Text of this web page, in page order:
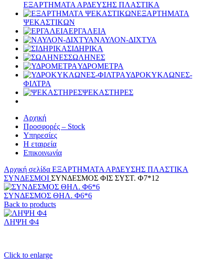
ΕΞΑΡΤΗΜΑΤΑ ΑΡΔΕΥΣΗΣ ΠΛΑΣΤΙΚΑ
ΕΞΑΡΤΗΜΑΤΑ
ΨΕΚΑΣΤΙΚΩΝ
ΕΡΓΑΛΕΙΑ
ΝΑΥΛΟΝ-ΔΙΧΤΥΑ
ΣΙΔΗΡΙΚΑ
ΣΩΛΗΝΕΣ
ΥΔΡΟΜΕΤΡΑ
ΥΔΡΟΚΥΚΛΩΝΕΣ-
ΦΙΛΤΡΑ
ΨΕΚΑΣΤΗΡΕΣ
Αρχική
Προσφορές – Stock
Υπηρεσίες
Η εταιρεία
Επικοινωνία
Αρχική σελίδα ΕΞΑΡΤΗΜΑΤΑ ΑΡΔΕΥΣΗΣ ΠΛΑΣΤΙΚΑ
ΣΥΝΔΕΣΜΟΙ ΣΥΝΔΕΣΜΟΣ ΦΙΣ ΣΥΣΤ. Φ7*12
ΣΥΝΔΕΣΜΟΣ ΘΗΛ. Φ6*6
Back to products
ΛΗΨΗ Φ4
Click to enlarge